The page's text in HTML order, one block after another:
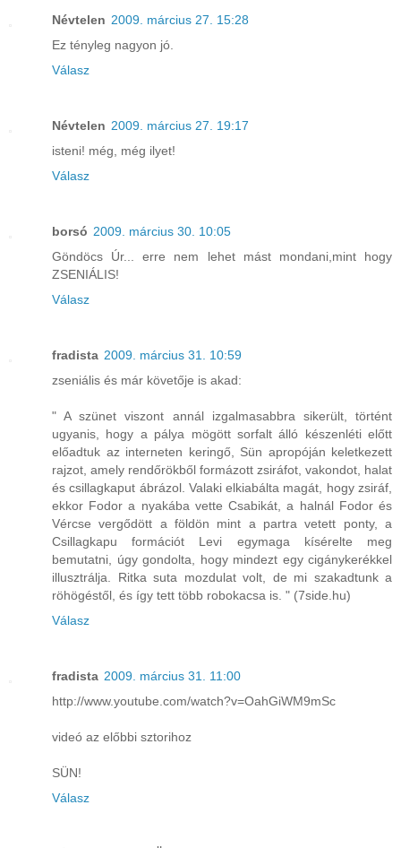
Névtelen 2009. március 27. 15:28
Ez tényleg nagyon jó.
Válasz
Névtelen 2009. március 27. 19:17
isteni! még, még ilyet!
Válasz
borsó 2009. március 30. 10:05
Göndöcs Úr... erre nem lehet mást mondani,mint hogy
ZSENIÁLIS!
Válasz
fradista 2009. március 31. 10:59
zseniális és már követője is akad:
" A szünet viszont annál izgalmasabbra sikerült, történt
ugyanis, hogy a pálya mögött sorfalt álló készenléti előtt
előadtuk az interneten keringő, Sün apropóján keletkezett
rajzot, amely rendőrökből formázott zsiráfot, vakondot, halat
és csillagkaput ábrázol. Valaki elkiabálta magát, hogy zsiráf,
ekkor Fodor a nyakába vette Csabikát, a halnál Fodor és
Vércse vergődött a földön mint a partra vetett ponty, a
Csillagkapu formációt Levi egymaga kísérelte meg
bemutatni, úgy gondolta, hogy mindezt egy cigánykerékkel
illusztrálja. Ritka suta mozdulat volt, de mi szakadtunk a
röhögéstől, és így tett több robokacsa is. " (7side.hu)
Válasz
fradista 2009. március 31. 11:00
http://www.youtube.com/watch?v=OahGiWM9mSc
videó az előbbi sztorihoz
SÜN!
Válasz